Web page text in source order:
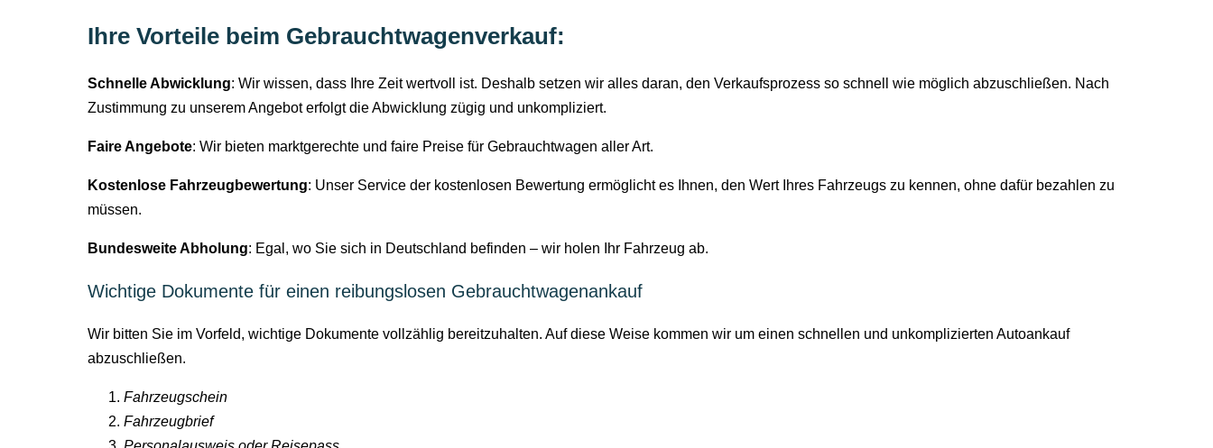
Ihre Vorteile beim Gebrauchtwagenverkauf:
Schnelle Abwicklung: Wir wissen, dass Ihre Zeit wertvoll ist. Deshalb setzen wir alles daran, den Verkaufsprozess so schnell wie möglich abzuschließen. Nach
Zustimmung zu unserem Angebot erfolgt die Abwicklung zügig und unkompliziert.
Faire Angebote: Wir bieten marktgerechte und faire Preise für Gebrauchtwagen aller Art.
Kostenlose Fahrzeugbewertung: Unser Service der kostenlosen Bewertung ermöglicht es Ihnen, den Wert Ihres Fahrzeugs zu kennen, ohne dafür bezahlen zu
müssen.
Bundesweite Abholung: Egal, wo Sie sich in Deutschland befinden – wir holen Ihr Fahrzeug ab.
Wichtige Dokumente für einen reibungslosen Gebrauchtwagenankauf⁣
Wir bitten Sie im Vorfeld, wichtige Dokumente vollzählig bereitzuhalten. Auf diese Weise kommen wir um einen schnellen und unkomplizierten Autoankauf
abzuschließen.
Fahrzeugschein
Fahrzeugbrief